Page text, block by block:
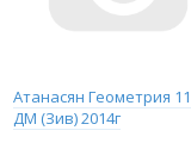
Атанасян Геометрия
ДМ (Зив) 2014г